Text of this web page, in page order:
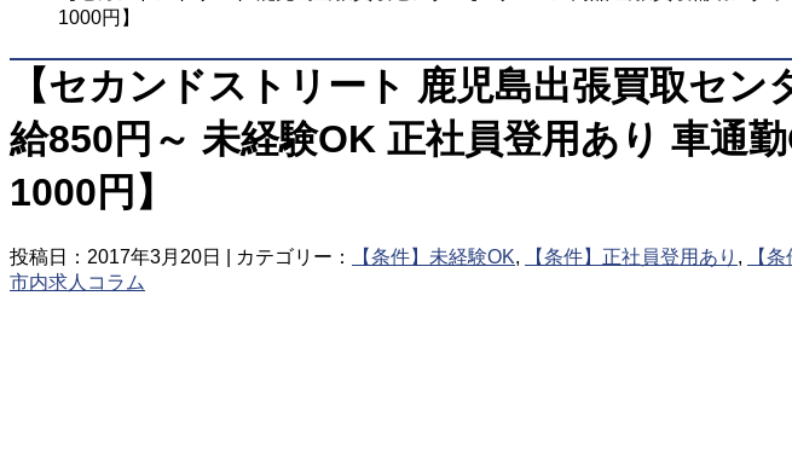
1000円】
【セカンドストリート 鹿児島出張買取セ
給850円～ 未経験OK 正社員登用あり 車通
1000円】
投稿日：2017年3月20日 | カテゴリー： 【条件】未経験OK, 【条件】正社員登用あり , 【
市内求人コラム